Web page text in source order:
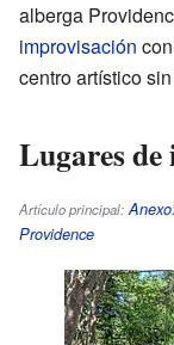
alberga
improvisación
centro artístico
Lugares de
Artículo principal:
Providence